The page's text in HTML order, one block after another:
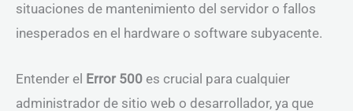
situaciones de mantenimiento del servidor o fallos
inesperados en el hardware o software subyacente.
Entender el Error 500 es crucial para cualquier
administrador de sitio web o desarrollador, ya que